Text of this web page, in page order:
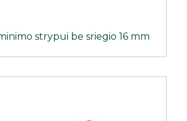
strypui be sriegio 16 mm